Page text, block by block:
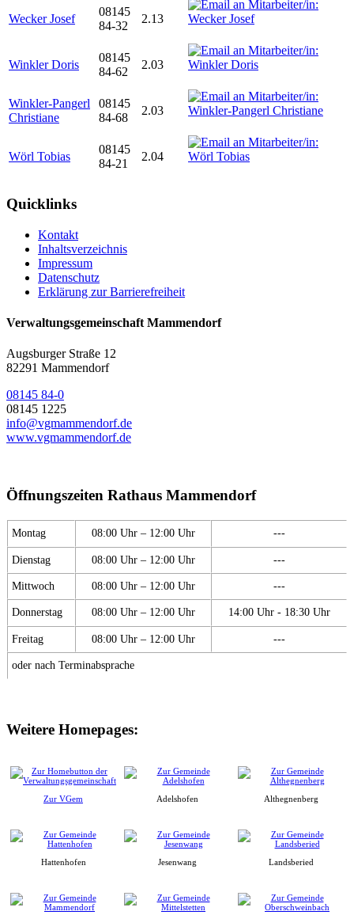
Wecker Josef
08145
84-32
2.13
Winkler Doris
08145
84-62
2.03
Winkler-Pangerl
Christiane
08145
84-68
2.03
Wörl Tobias
08145
84-21
2.04
Quicklinks
Kontakt
Inhaltsverzeichnis
Impressum
Datenschutz
Erklärung zur Barrierefreiheit
Verwaltungsgemeinschaft Mammendorf
Augsburger Straße 12
82291 Mammendorf
08145 84-0
08145 1225
info@vgmammendorf.de
www.vgmammendorf.de
Öffnungszeiten Rathaus Mammendorf
Montag 08:00 Uhr – 12:00 Uhr ---
Dienstag 08:00 Uhr – 12:00 Uhr ---
Mittwoch 08:00 Uhr – 12:00 Uhr ---
Donnerstag 08:00 Uhr – 12:00 Uhr 14:00 Uhr - 18:30 Uhr
Freitag 08:00 Uhr – 12:00 Uhr ---
oder nach Terminabsprache
Weitere Homepages:
Zur VGem Adelshofen Althegnenberg
Hattenhofen Jesenwang Landsberied